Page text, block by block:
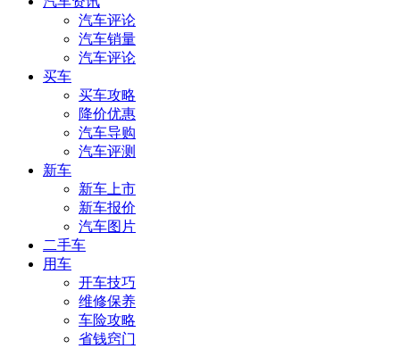
汽车评论
汽车销量
汽车评论
买车
买车攻略
降价优惠
汽车导购
汽车评测
新车
新车上市
新车报价
汽车图片
二手车
用车
开车技巧
维修保养
车险攻略
省钱窍门